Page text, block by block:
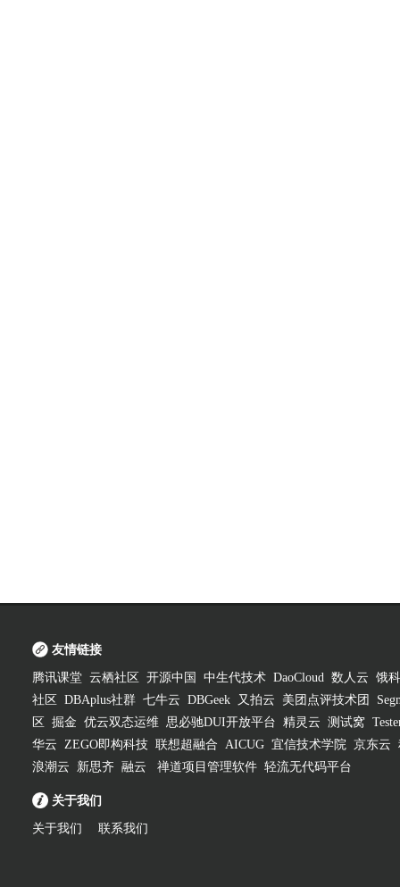
友情链接
腾讯课堂 云栖社区 开源中国 中生代技术 DaoCloud 数人云 饿
社区
DBAplus社群 七牛云 DBGeek 又拍云 美团点评技术团
区
掘金 优云双态运维 思必驰DUI开放平台 精灵云 测试窝
华云 ZEGO即构科技 联想超融合 AICUG 宜信技术学院 京东云
浪潮云
新思齐 融云 禅道项目管理软件 轻流无代码平台
关于我们
关于我们 联系我们